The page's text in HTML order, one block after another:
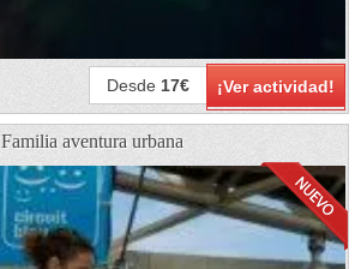
¡Ver actividad!
Desde 17€
Familia aventura urbana